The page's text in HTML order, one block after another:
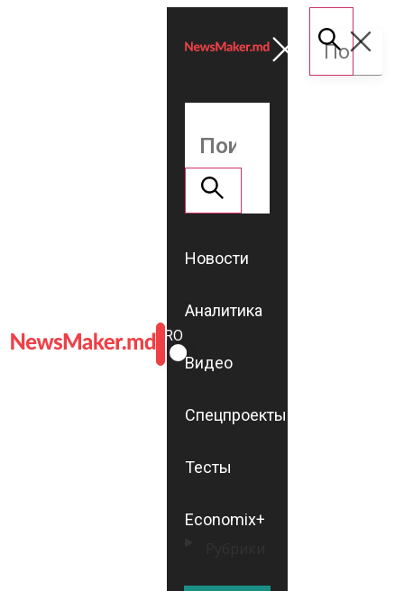
ROMÂNĂ
RU
Новости
Аналитика
Видео
Спецпроекты
Тесты
Economix+